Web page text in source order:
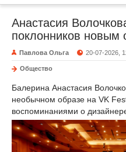
Анастасия
поклонников новым
Павлова Ольга 20-07-2026,
Общество
Балерина Анастасия
необычном образе на VK
воспоминаниями о